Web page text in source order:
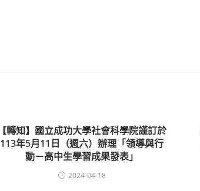
【轉知】國立成功大學社會科學院謹訂於
113年5月11日（週六）辦理「領導與行
動－高中生學習成果發表」
2024-04-18